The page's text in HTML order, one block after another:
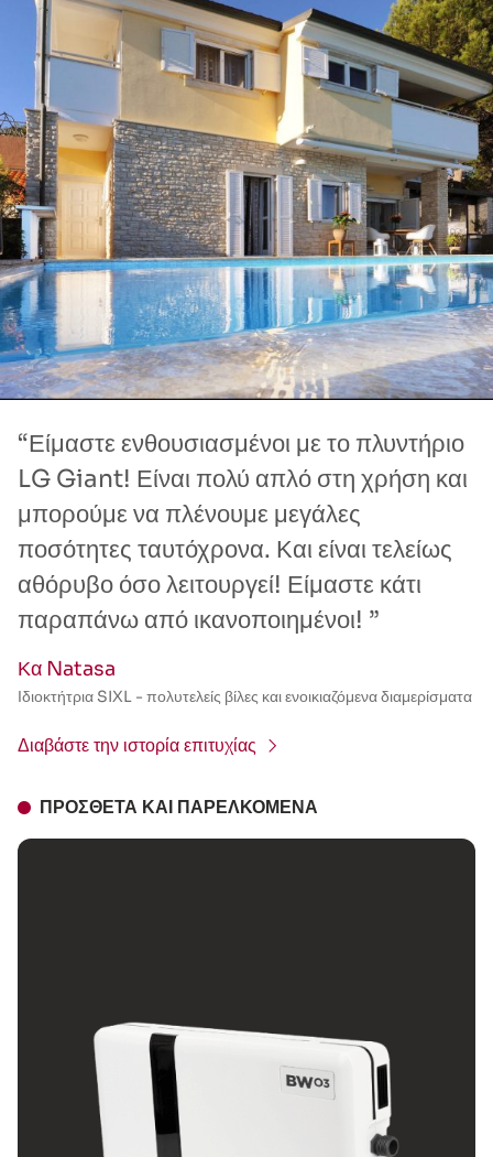
“Είμαστε ενθουσιασμένοι με το πλυντήριο
LG Giant! Είναι πολύ απλό στη χρήση και
μπορούμε να πλένουμε μεγάλες
ποσότητες ταυτόχρονα. Και είναι τελείως
αθόρυβο όσο λειτουργεί! Είμαστε κάτι
παραπάνω από ικανοποιημένοι! ”
Κα Natasa
Ιδιοκτήτρια SIXL - πολυτελείς βίλες και ενοικιαζόμενα διαμερίσματα
Διαβάστε την ιστορία επιτυχίας
ΠΡΌΣΘΕΤΑ ΚΑΙ ΠΑΡΕΛΚΌΜΕΝΑ